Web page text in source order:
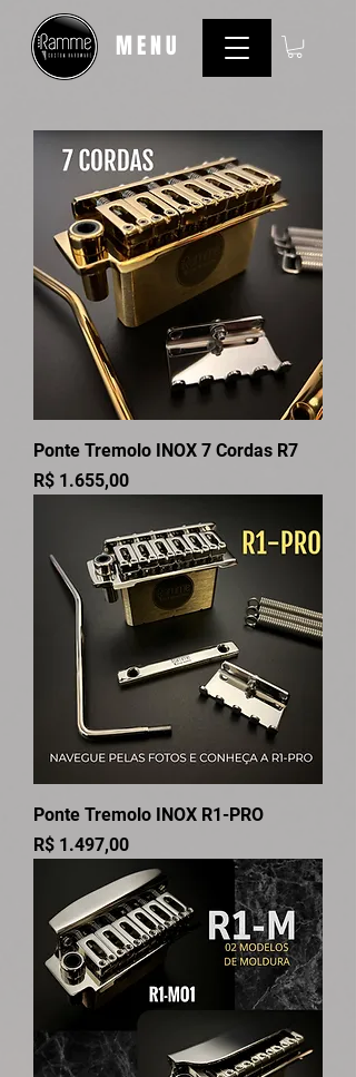
MENU
Ponte Tremolo INOX 7 Cordas R7
Preço
R$ 1.655,00
Ponte Tremolo INOX R1-PRO
Preço
R$ 1.497,00